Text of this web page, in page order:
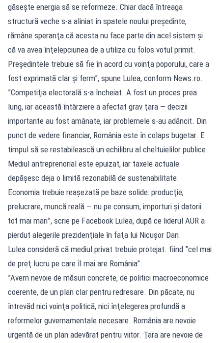
găseşte energia să se reformeze. Chiar dacă întreaga
structură veche s-a aliniat în spatele noului preşedinte,
rămâne speranţa că acesta nu face parte din acel sistem şi
că va avea înţelepciunea de a utiliza cu folos votul primit.
Preşedintele trebuie să fie în acord cu voinţa poporului, care a
fost exprimată clar şi ferm”, spune Lulea, conform News.ro.
”Competiţia electorală s-a încheiat. A fost un proces prea
lung, iar această întârziere a afectat grav ţara — decizii
importante au fost amânate, iar problemele s-au adâncit. Din
punct de vedere financiar, România este în colaps bugetar. E
timpul să se restabilească un echilibru al cheltuielilor publice.
Mediul antreprenorial este epuizat, iar taxele actuale
depăşesc deja o limită rezonabilă de sustenabilitate.
Economia trebuie reaşezată pe baze solide: producţie,
prelucrare, muncă reală — nu pe consum, importuri şi datorii
tot mai mari”, scrie pe Facebook Lulea, după ce liderul AUR a
pierdut alegerile prezidenţiale în faţa lui Nicuşor Dan.
Lulea consideră că mediul privat trebuie protejat. fiind ”cel mai
de preţ lucru pe care îl mai are România”.
”Avem nevoie de măsuri concrete, de politici macroeconomice
coerente, de un plan clar pentru redresare. Din păcate, nu
întrevăd nici voinţa politică, nici înţelegerea profundă a
reformelor guvernamentale necesare. România are nevoie
urgentă de un plan adevărat pentru viitor. Ţara are nevoie de